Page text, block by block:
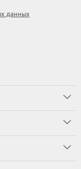
данных